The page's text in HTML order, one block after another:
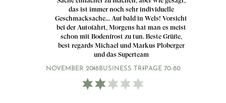
das ist immer noch sehr individuelle
Geschmacksache... Auf bald in Wels! Vorsicht
bei der Autofahrt, Morgens hat man es meist
schon mit Bodenfrost zu tun. Beste Grüße,
best regards Michael und Markus Ploberger
und das Superteam
NOVEMBER 2018BUSINESS TRIPAGE 70-80